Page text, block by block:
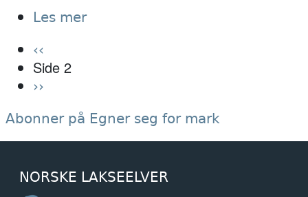
Les merom
SiderForrige
side
‹‹
Side 2
Neste
››
Abonner på Egner seg for mark
NORSKE LAKSEELVER